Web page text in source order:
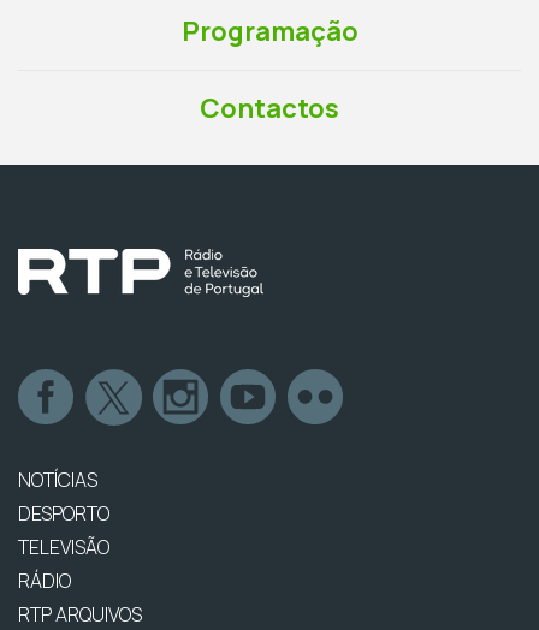
Programação
Contactos
NOTÍCIAS
DESPORTO
TELEVISÃO
RÁDIO
RTP ARQUIVOS